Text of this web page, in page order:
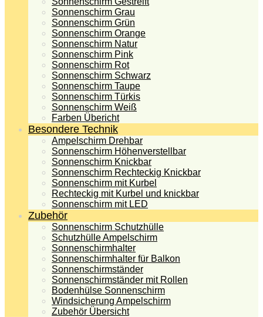
Sonnenschirm Grau
Sonnenschirm Grün
Sonnenschirm Orange
Sonnenschirm Natur
Sonnenschirm Pink
Sonnenschirm Rot
Sonnenschirm Schwarz
Sonnenschirm Taupe
Sonnenschirm Türkis
Sonnenschirm Weiß
Farben Übericht
Besondere Technik
Ampelschirm Drehbar
Sonnenschirm Höhenverstellbar
Sonnenschirm Knickbar
Sonnenschirm Rechteckig Knickbar
Sonnenschirm mit Kurbel
Rechteckig mit Kurbel und knickbar
Sonnenschirm mit LED
Zubehör
Sonnenschirm Schutzhülle
Schutzhülle Ampelschirm
Sonnenschirmhalter
Sonnenschirmhalter für Balkon
Sonnenschirmständer
Sonnenschirmständer mit Rollen
Bodenhülse Sonnenschirm
Windsicherung Ampelschirm
Zubehör Übersicht